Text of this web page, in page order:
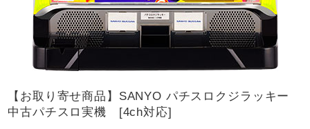
【お取り寄せ商品】SANYO パチスロクジラッキー
中古パチスロ実機 [4ch対応]